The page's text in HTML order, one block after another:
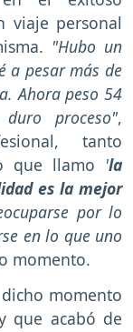
viaje personal
"Hubo un
a pesar más de
Ahora peso 54
proceso",
tanto
que llamo 'la
es la mejor
por lo
en lo que uno
momento.
momento
que acabó de